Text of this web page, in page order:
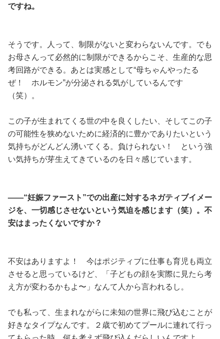
ですね。
そうです。人って、制限がないと変わらないんです。でも
お母さんって必然的に制限ができるからこそ、生産的な思
考回路ができる。あとは実感として“母ちゃんやったる
ぜ！ ホルモン”が分泌される気がしているんです
（笑）。
この子が生まれてくる世の中を良くしたい、そしてこの子
の可能性を狭めないために経済的に豊かでありたいという
気持ちがどんどん湧いてくる。負けられない！ という強
い気持ちが芽生えてきているのを日々感じています。
——“妊娠ファースト”での出産に対するネガティブイメー
ジを、一切感じさせないという気迫を感じます（笑）。不
安はまったくないですか？
不安はありますよ！ 今はポジティブに仕事も育児も両立
させると思っているけど、「子どもの顔を実際に見たら考
え方が変わるかもよ〜」なんて人から言われるし。
でも私って、生まれながらに未知の世界に飛び込むことが
好きなタイプなんです。２歳で初めてプールに連れて行っ